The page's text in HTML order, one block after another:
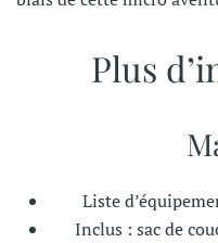
Plus
Liste
Inclus : sac de